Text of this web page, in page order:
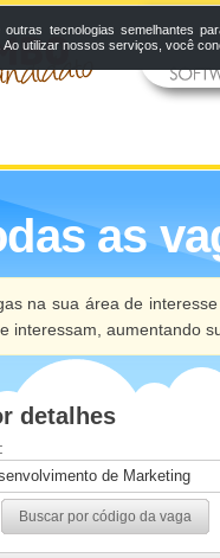
as
na sua área de
interessam, aumentando
detalhes
Buscar por código da vaga
tecnologias semelhantes
Ao utilizar nossos serviços, você